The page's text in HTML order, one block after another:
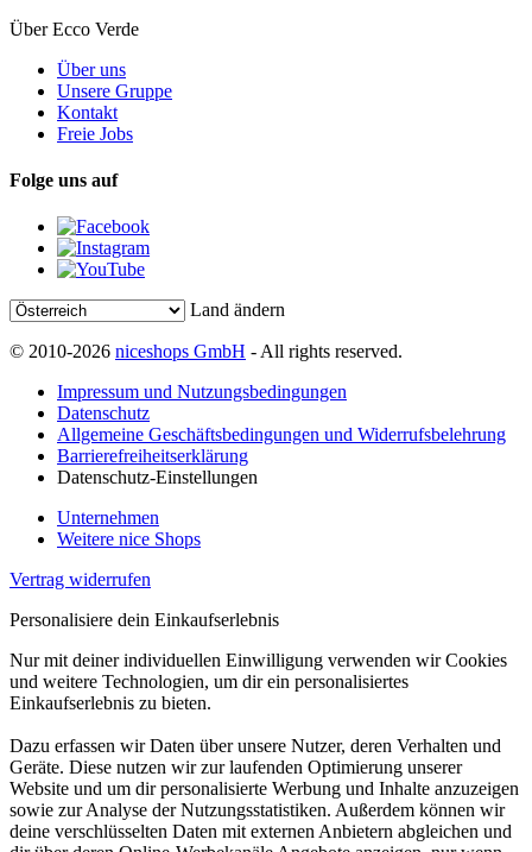
Über Ecco Verde
Über uns
Unsere Gruppe
Kontakt
Freie Jobs
Folge uns auf
Land ändern
© 2010-2026 niceshops GmbH - All rights reserved.
Impressum und Nutzungsbedingungen
Datenschutz
Allgemeine Geschäftsbedingungen und Widerrufsbelehrung
Barrierefreiheitserklärung
Datenschutz-Einstellungen
Unternehmen
Weitere nice Shops
Vertrag widerrufen
Personalisiere dein Einkaufserlebnis
Nur mit deiner individuellen Einwilligung verwenden wir Cookies
und weitere Technologien, um dir ein personalisiertes
Einkaufserlebnis zu bieten.
Dazu erfassen wir Daten über unsere Nutzer, deren Verhalten und
Geräte. Diese nutzen wir zur laufenden Optimierung unserer
Website und um dir personalisierte Werbung und Inhalte anzuzeigen
sowie zur Analyse der Nutzungsstatistiken. Außerdem können wir
deine verschlüsselten Daten mit externen Anbietern abgleichen und